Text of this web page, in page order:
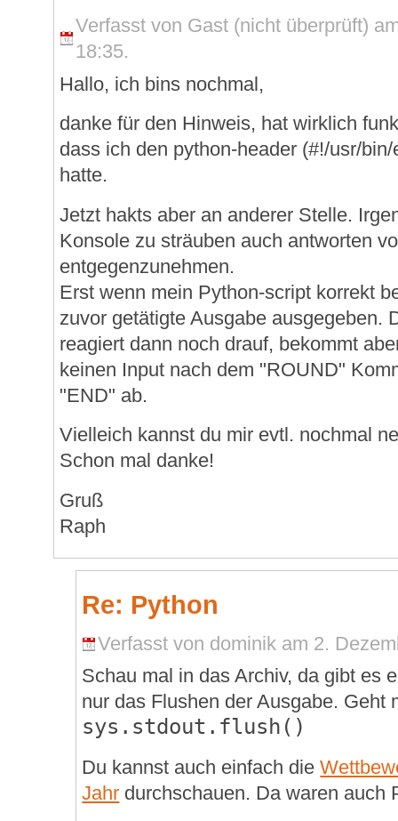
Verfasst von Gast (nicht überprüft)
18:35.
Hallo, ich bins nochmal,
danke für den Hinweis, hat wirklich
dass ich den python-header (#!/usr/
hatte.
Jetzt hakts aber an anderer Stelle.
Konsole zu sträuben auch antworten
entgegenzunehmen.
Erst wenn mein Python-script korrekt
zuvor getätigte Ausgabe ausgegeben.
reagiert dann noch drauf, bekommt
keinen Input nach dem "ROUND"
"END" ab.
Vielleich kannst du mir evtl. nochmal
Schon mal danke!
Gruß
Raph
Re: Python
Verfasst von dominik am 2.
Schau mal in das Archiv, da gibt es
nur das Flushen der Ausgabe. Geht
sys.stdout.flush()
Du kannst auch einfach die
Jahr durchschauen. Da waren auch